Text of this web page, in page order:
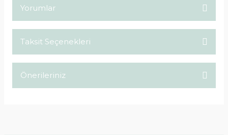
Yorumlar
Taksit Seçenekleri
Önerileriniz